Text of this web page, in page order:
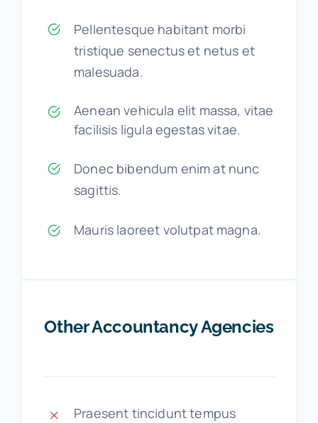
Pellentesque habitant morbi
tristique senectus et netus et
malesuada.
Aenean vehicula elit massa, vitae
facilisis ligula egestas vitae.
Donec bibendum enim at nunc
sagittis.
Mauris laoreet volutpat magna.
Other Accountancy Agencies
Praesent tincidunt tempus